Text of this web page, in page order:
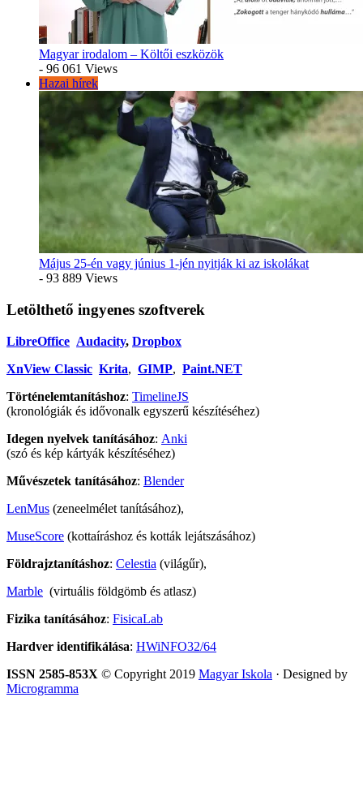
Magyar irodalom – Költői eszközök
- 96 061 Views
Hazai hírek
Május 25-én vagy június 1-jén nyitják ki az iskolákat
- 93 889 Views
Letölthető ingyenes szoftverek
LibreOffice Audacity, Dropbox
XnView Classic Krita, GIMP, Paint.NET
Történelemtanításhoz: TimelineJS
(kronológiák és idővonalk egyszerű készítéséhez)
Idegen nyelvek tanításához: Anki
(szó és kép kártyák készítéséhez)
Művészetek tanításához: Blender
LenMus (zeneelmélet tanításához),
MuseScore (kottaíráshoz és kották lejátszásához)
Földrajztanításhoz: Celestia (világűr),
Marble (virtuális földgömb és atlasz)
Fizika tanításához: FisicaLab
Hardver identifikálása: HWiNFO32/64
ISSN 2585-853X © Copyright 2019 Magyar Iskola · Designed by
Microgramma